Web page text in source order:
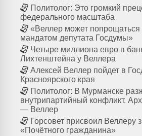
Политолог: Это громкий
федерального масштаба
«Веллер может попрощаться
мандатом депутата Госдумы»
Четыре миллиона евро в
Лихтенштейна у Веллера
Алексей Веллер пойдет в
Красноярского края
Политолог: В Мурманске
внутрипартийный конфликт.
— Веллер
Горсовет присвоил Веллеру
«Почётного гражданина»